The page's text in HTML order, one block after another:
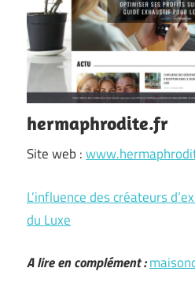
hermaphrodite.fr
Site web :
L’influence des créateurs
du Luxe
A lire en complément :